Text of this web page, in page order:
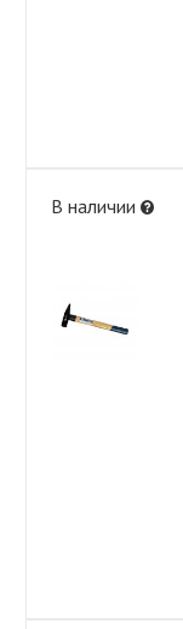
В наличии